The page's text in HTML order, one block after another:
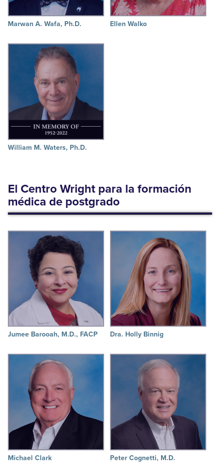
Marwan A. Wafa, Ph.D. Ellen Walko
William M. Waters, Ph.D.
El Centro Wright para la formación
médica de postgrado
Jumee Barooah, M.D., FACP Dra. Holly Binnig
Michael Clark Peter Cognetti, M.D.